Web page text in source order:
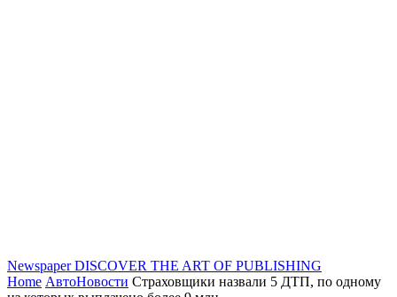
Newspaper DISCOVER THE ART OF PUBLISHING
Home АвтоНовости Страховщики назвали 5 ДТП, по одному